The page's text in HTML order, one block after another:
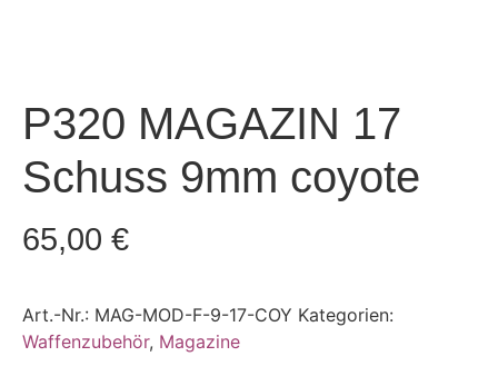
P320 MAGAZIN 17
Schuss 9mm coyote
65,00 €
Art.-Nr.: MAG-MOD-F-9-17-COY Kategorien:
Waffenzubehör, Magazine